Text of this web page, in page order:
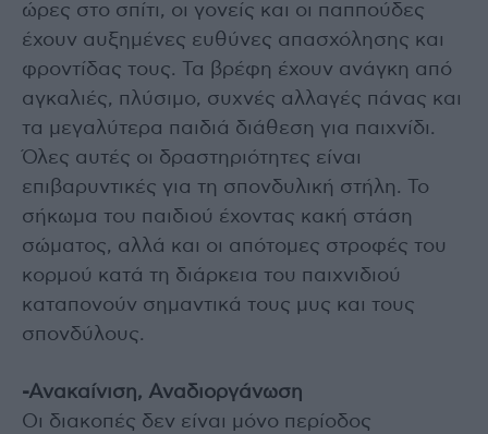
ώρες στο σπίτι, οι γονείς και οι παππούδες
έχουν αυξημένες ευθύνες απασχόλησης και
φροντίδας τους. Τα βρέφη έχουν ανάγκη από
αγκαλιές, πλύσιμο, συχνές αλλαγές πάνας και
τα μεγαλύτερα παιδιά διάθεση για παιχνίδι.
Όλες αυτές οι δραστηριότητες είναι
επιβαρυντικές για τη σπονδυλική στήλη. Το
σήκωμα του παιδιού έχοντας κακή στάση
σώματος, αλλά και οι απότομες στροφές του
κορμού κατά τη διάρκεια του παιχνιδιού
καταπονούν σημαντικά τους μυς και τους
σπονδύλους.
-Ανακαίνιση, Αναδιοργάνωση
Οι διακοπές δεν είναι μόνο περίοδος